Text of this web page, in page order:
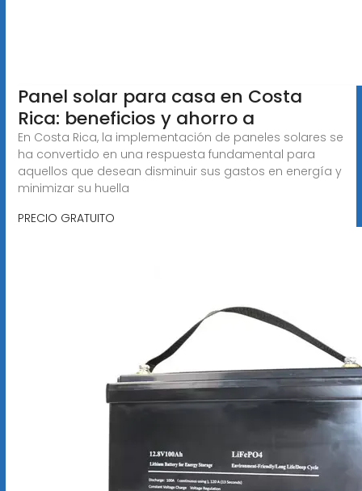
Panel solar para casa en Costa
Rica: beneficios y ahorro a
En Costa Rica, la implementación de paneles solares se
ha convertido en una respuesta fundamental para
aquellos que desean disminuir sus gastos en energía y
minimizar su huella
PRECIO GRATUITO